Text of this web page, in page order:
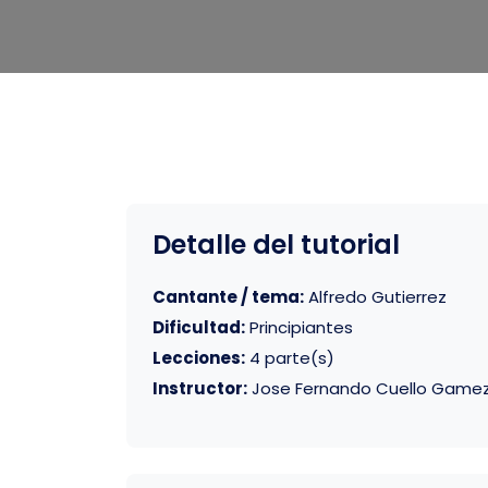
Detalle del tutorial
Cantante / tema:Alfredo Gutierrez
Dificultad:Principiantes
Lecciones:4 parte(s)
Instructor:Jose Fernando Cuello